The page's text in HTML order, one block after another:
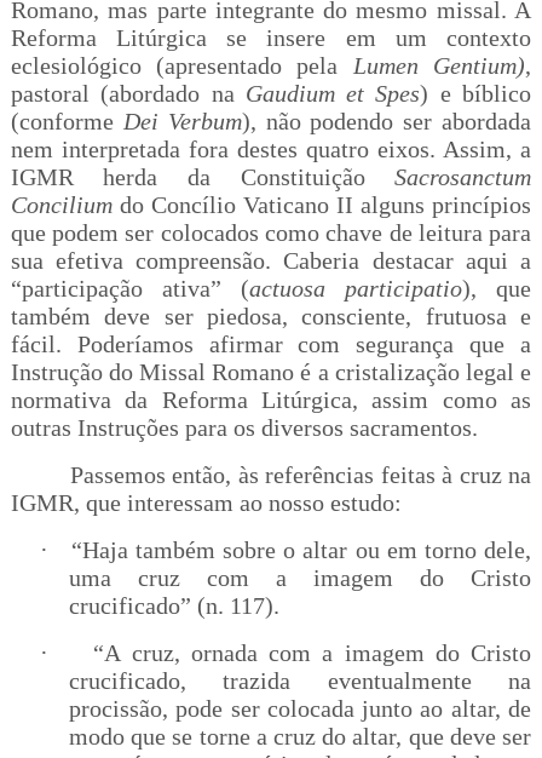
Romano, mas parte integrante do mesmo missal. A
Reforma Litúrgica se insere em um contexto
eclesiológico (apresentado pela Lumen Gentium),
pastoral (abordado na Gaudium et Spes) e bíblico
(conforme Dei Verbum), não podendo ser abordada
nem interpretada fora destes quatro eixos. Assim, a
IGMR herda da ConstituiçãoSacrosanctum
Conciliumdo Concílio Vaticano II alguns princípios
que podem ser colocados como chave de leitura para
sua efetiva compreensão. Caberia destacar aqui a
“participação ativa” (actuosa participatio), que
também deve ser piedosa, consciente, frutuosa e
fácil. Poderíamos afirmar com segurança que a
Instrução do Missal Romano é a cristalização legal e
normativa da Reforma Litúrgica, assim como as
outras Instruções para os diversos sacramentos.
Passemos então, às referências feitas à cruz na
IGMR, que interessam ao nosso estudo:
·
“Haja também sobre o altar ou em torno dele,
uma cruz com a imagem do Cristo
crucificado” (n. 117).
·
“A cruz, ornada com a imagem do Cristo
crucificado, trazida eventualmente na
procissão, pode ser colocada junto ao altar, de
modo que se torne a cruz do altar, que deve ser